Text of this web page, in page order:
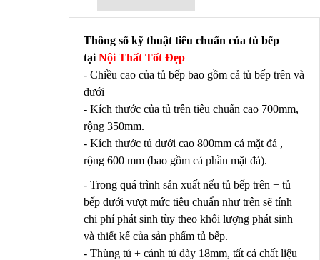
Thông số kỹ thuật tiêu chuẩn của tủ bếp
tại Nội Thất Tốt Đẹp
- Chiều cao của tủ bếp bao gồm cả tủ bếp trên và
dưới
- Kích thước của tủ trên tiêu chuẩn cao 700mm,
rộng 350mm.
- Kích thước tủ dưới cao 800mm cả mặt đá ,
rộng 600 mm (bao gồm cả phần mặt đá).
- Trong quá trình sản xuất nếu tủ bếp trên + tủ
bếp dưới vượt mức tiêu chuẩn như trên sẽ tính
chi phí phát sinh tùy theo khối lượng phát sinh
và thiết kế của sản phẩm tủ bếp.
- Thùng tủ + cánh tủ dày 18mm, tất cả chất liệu